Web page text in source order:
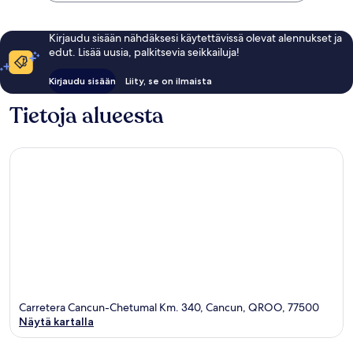
Kirjaudu sisään nähdäksesi käytettävissä olevat alennukset ja
edut. Lisää uusia, palkitsevia seikkailuja!
Kirjaudu sisään Liity, se on ilmaista
Tietoja alueesta
Carretera Cancun-Chetumal Km. 340, Cancun, QROO, 77500
Näytä kartalla